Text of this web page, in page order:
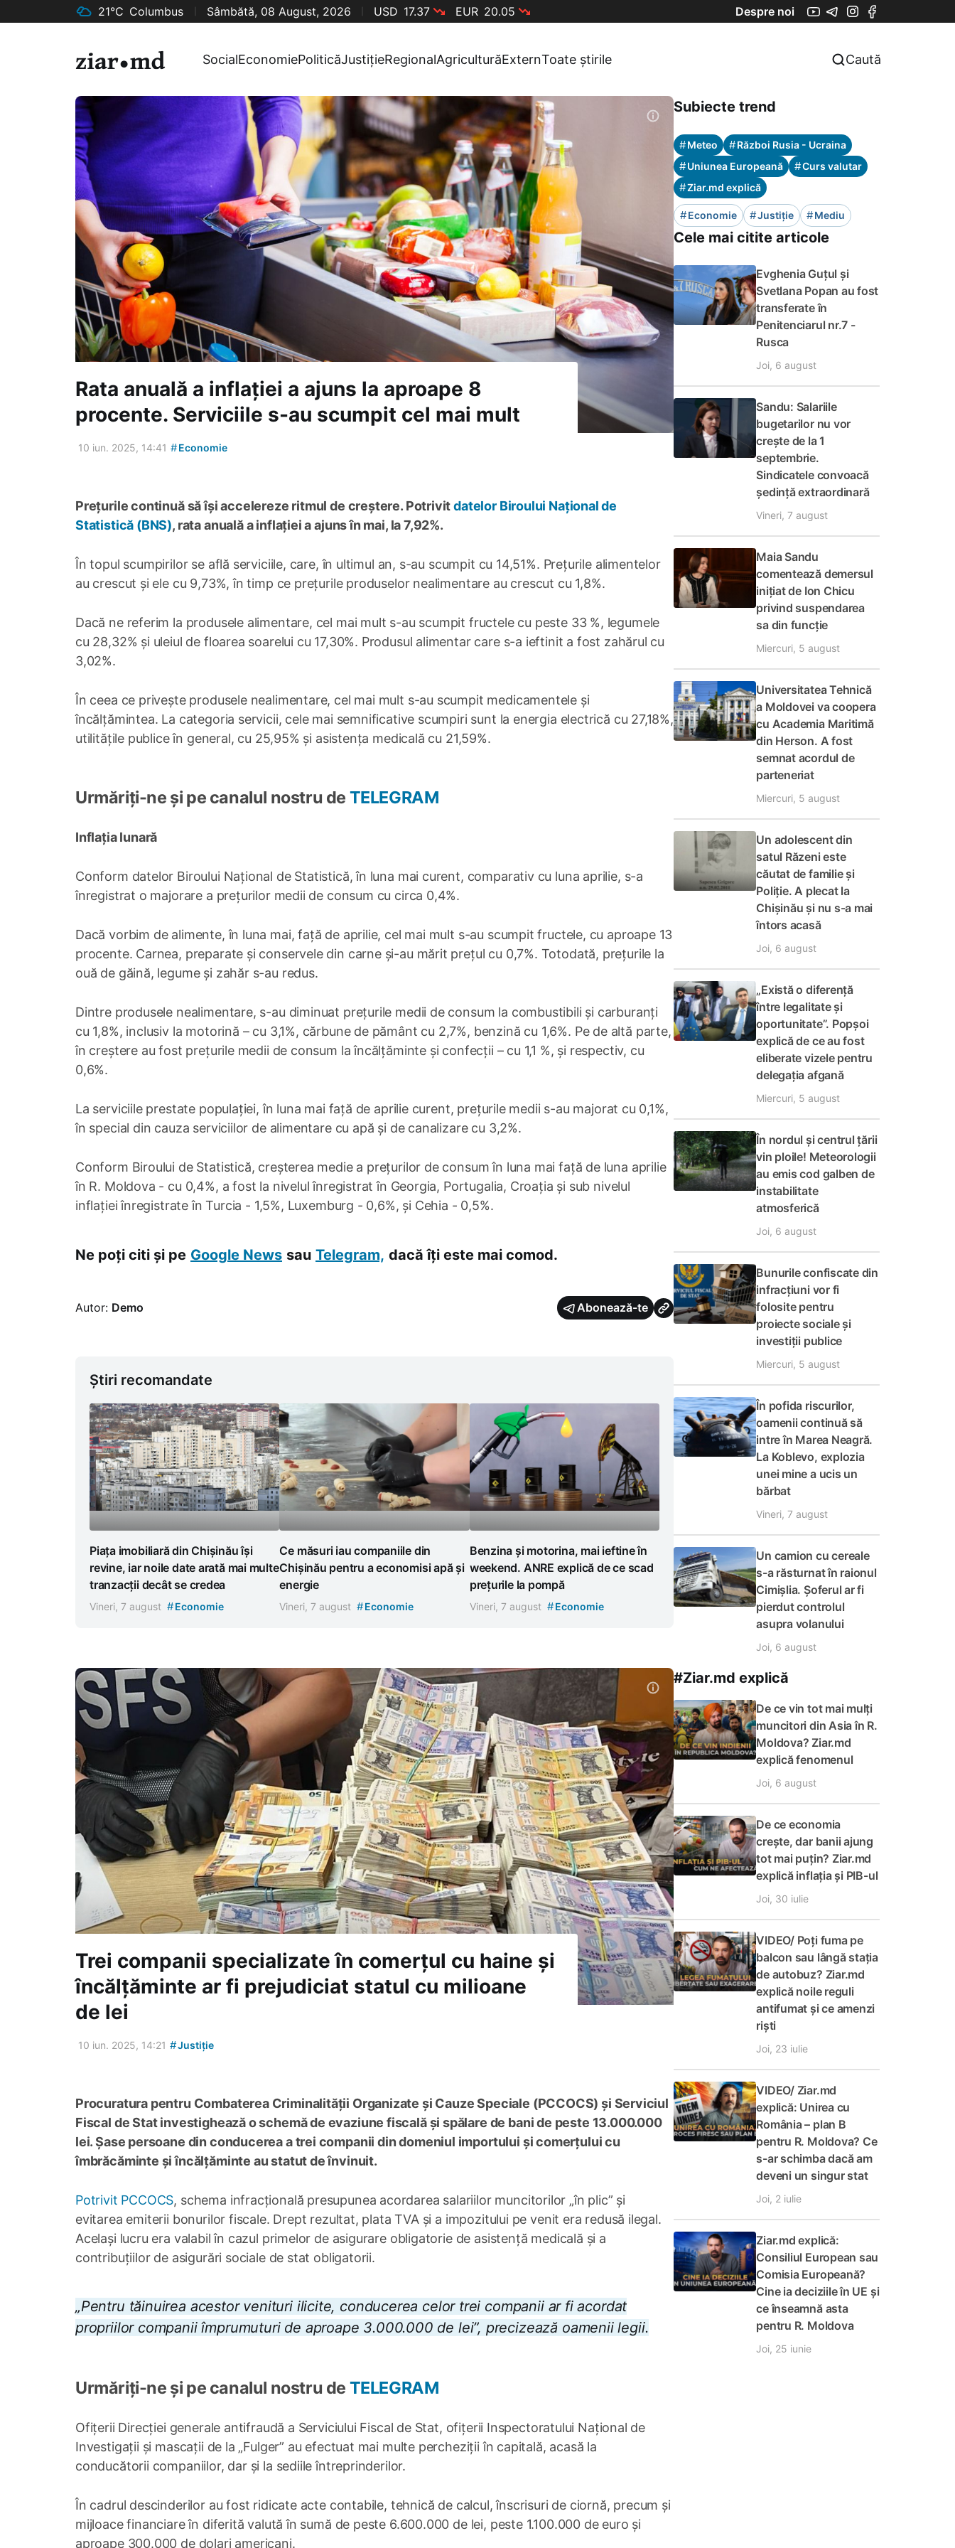
21°C Columbus Sâmbătă, 08 August, 2026 USD 17.37 EUR 20.05 Despre noi
SocialEconomiePoliticăJustițieRegionalAgriculturăExternToate știrile Caută
Rata anuală a inflației a ajuns la aproape 8
procente. Serviciile s-au scumpit cel mai mult
10 iun. 2025, 14:41 #Economie
Prețurile continuă să își accelereze ritmul de creștere. Potrivitdatelor Biroului Național de
Statistică (BNS), rata anuală a inflației a ajuns în mai, la 7,92%.
În topul scumpirilor se află serviciile, care, în ultimul an, s-au scumpit cu 14,51%. Prețurile alimentelor
au crescut și ele cu 9,73%, în timp ce prețurile produselor nealimentare au crescut cu 1,8%.
Dacă ne referim la produsele alimentare, cel mai mult s-au scumpit fructele cu peste 33 %, legumele
cu 28,32% și uleiul de floarea soarelui cu 17,30%. Produsul alimentar care s-a ieftinit a fost zahărul cu
3,02%.
În ceea ce privește produsele nealimentare, cel mai mult s-au scumpit medicamentele și
încălțămintea. La categoria servicii, cele mai semnificative scumpiri sunt la energia electrică cu 27,18%,
utilitățile publice în general, cu 25,95% și asistența medicală cu 21,59%.
Urmăriți-ne și pe canalul nostru de TELEGRAM
Inflația lunară
Conform datelor Biroului Național de Statistică, în luna mai curent, comparativ cu luna aprilie, s-a
înregistrat o majorare a prețurilor medii de consum cu circa 0,4%.
Dacă vorbim de alimente, în luna mai, față de aprilie, cel mai mult s-au scumpit fructele, cu aproape 13
procente. Carnea, preparate și conservele din carne și-au mărit prețul cu 0,7%. Totodată, prețurile la
ouă de găină, legume și zahăr s-au redus.
Dintre produsele nealimentare, s-au diminuat prețurile medii de consum la combustibili și carburanți
cu 1,8%, inclusiv la motorină – cu 3,1%, cărbune de pământ cu 2,7%, benzină cu 1,6%. Pe de altă parte,
în creștere au fost prețurile medii de consum la încălțăminte și confecții – cu 1,1 %, și respectiv, cu
0,6%.
La serviciile prestate populației, în luna mai față de aprilie curent, prețurile medii s-au majorat cu 0,1%,
în special din cauza serviciilor de alimentare cu apă și de canalizare cu 3,2%.
Conform Biroului de Statistică, creșterea medie a prețurilor de consum în luna mai față de luna aprilie
în R. Moldova - cu 0,4%, a fost la nivelul înregistrat în Georgia, Portugalia, Croația și sub nivelul
inflației înregistrate în Turcia - 1,5%, Luxemburg - 0,6%, și Cehia - 0,5%.
Ne poți citi și pe Google News sau Telegram, dacă îți este mai comod.
Autor: Demo Abonează-te
Știri recomandate
Piața imobiliară din Chișinău își
revine, iar noile date arată mai multe
tranzacții decât se credea
Vineri, 7 august #Economie
Ce măsuri iau companiile din
Chișinău pentru a economisi apă și
energie
Vineri, 7 august #Economie
Benzina și motorina, mai ieftine în
weekend. ANRE explică de ce scad
prețurile la pompă
Vineri, 7 august #Economie
Trei companii specializate în comerțul cu haine și
încălțăminte ar fi prejudiciat statul cu milioane
de lei
10 iun. 2025, 14:21 #Justiție
Procuratura pentru Combaterea Criminalității Organizate și Cauze Speciale (PCCOCS) și Serviciul
Fiscal de Stat investighează o schemă de evaziune fiscală și spălare de bani de peste 13.000.000
lei. Șase persoane din conducerea a trei companii din domeniul importului și comerțului cu
îmbrăcăminte și încălțăminte au statut de învinuit.
Potrivit PCCOCS, schema infracțională presupunea acordarea salariilor muncitorilor „în plic” și
evitarea emiterii bonurilor fiscale. Drept rezultat, plata TVA și a impozitului pe venit era redusă ilegal.
Același lucru era valabil în cazul primelor de asigurare obligatorie de asistență medicală și a
contribuțiilor de asigurări sociale de stat obligatorii.
„Pentru tăinuirea acestor venituri ilicite, conducerea celor trei companii ar fi acordat
propriilor companii împrumuturi de aproape 3.000.000 de lei”, precizează oamenii legii.
Urmăriți-ne și pe canalul nostru de TELEGRAM
Ofițerii Direcției generale antifraudă a Serviciului Fiscal de Stat, ofițerii Inspectoratului Național de
Investigații și mascații de la „Fulger” au efectuat mai multe percheziții în capitală, acasă la
conducătorii companiilor, dar și la sediile întreprinderilor.
În cadrul descinderilor au fost ridicate acte contabile, tehnică de calcul, înscrisuri de ciornă, precum și
mijloace financiare în diferită valută în sumă de peste 6.600.000 de lei, peste 1.100.000 de euro și
aproape 300.000 de dolari americani.
Subiecte trend
#Meteo #Război Rusia - Ucraina
#Uniunea Europeană #Curs valutar
#Ziar.md explică
#Economie #Justiție #Mediu
Cele mai citite articole
Evghenia Guțul și
Svetlana Popan au fost
transferate în
Penitenciarul nr.7 -
Rusca
Joi, 6 august
Sandu: Salariile
bugetarilor nu vor
crește de la 1
septembrie.
Sindicatele convoacă
ședință extraordinară
Vineri, 7 august
Maia Sandu
comentează demersul
inițiat de Ion Chicu
privind suspendarea
sa din funcție
Miercuri, 5 august
Universitatea Tehnică
a Moldovei va coopera
cu Academia Maritimă
din Herson. A fost
semnat acordul de
parteneriat
Miercuri, 5 august
Un adolescent din
satul Răzeni este
căutat de familie și
Poliție. A plecat la
Chișinău și nu s-a mai
întors acasă
Joi, 6 august
„Există o diferență
între legalitate și
oportunitate”. Popșoi
explică de ce au fost
eliberate vizele pentru
delegația afgană
Miercuri, 5 august
În nordul și centrul țării
vin ploile! Meteorologii
au emis cod galben de
instabilitate
atmosferică
Joi, 6 august
Bunurile confiscate din
infracțiuni vor fi
folosite pentru
proiecte sociale și
investiții publice
Miercuri, 5 august
În pofida riscurilor,
oamenii continuă să
intre în Marea Neagră.
La Koblevo, explozia
unei mine a ucis un
bărbat
Vineri, 7 august
Un camion cu cereale
s-a răsturnat în raionul
Cimișlia. Șoferul ar fi
pierdut controlul
asupra volanului
Joi, 6 august
#Ziar.md explică
De ce vin tot mai mulți
muncitori din Asia în R.
Moldova? Ziar.md
explică fenomenul
Joi, 6 august
De ce economia
crește, dar banii ajung
tot mai puțin? Ziar.md
explică inflația și PIB-ul
Joi, 30 iulie
VIDEO/ Poți fuma pe
balcon sau lângă stația
de autobuz? Ziar.md
explică noile reguli
antifumat și ce amenzi
riști
Joi, 23 iulie
VIDEO/ Ziar.md
explică: Unirea cu
România – plan B
pentru R. Moldova? Ce
s-ar schimba dacă am
deveni un singur stat
Joi, 2 iulie
Ziar.md explică:
Consiliul European sau
Comisia Europeană?
Cine ia deciziile în UE și
ce înseamnă asta
pentru R. Moldova
Joi, 25 iunie